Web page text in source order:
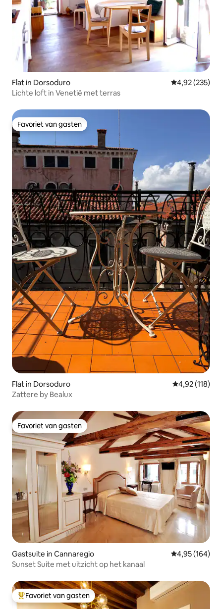
Flat in Dorsoduro Gemiddelde
4,92 (235)
Lichte loft in Venetië met terras
Favoriet van gasten
Favoriet van gasten
Flat in Dorsoduro Gemiddelde
4,92 (118)
Zattere by Bealux
Favoriet van gasten
Favoriet van gasten
Gastsuite in Cannaregio Gemiddelde
4,95 (164)
Sunset Suite met uitzicht op het kanaal
Topfavoriet van gasten
Favoriet van gasten